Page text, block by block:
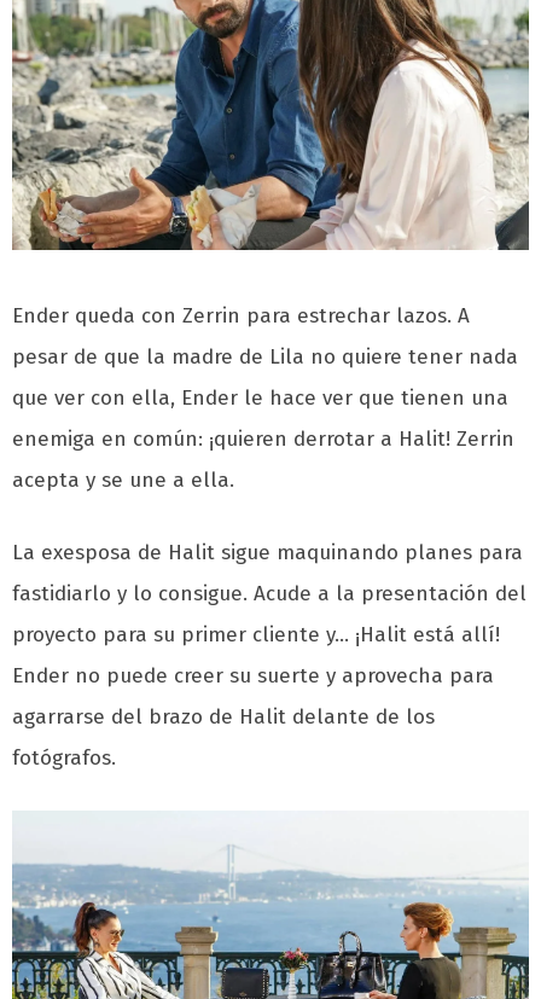
Ender queda con Zerrin para estrechar lazos. A
pesar de que la madre de Lila no quiere tener nada
que ver con ella, Ender le hace ver que tienen una
enemiga en común: ¡quieren derrotar a Halit! Zerrin
acepta y se une a ella.
La exesposa de Halit sigue maquinando planes para
fastidiarlo y lo consigue. Acude a la presentación del
proyecto para su primer cliente y… ¡Halit está allí!
Ender no puede creer su suerte y aprovecha para
agarrarse del brazo de Halit delante de los
fotógrafos.